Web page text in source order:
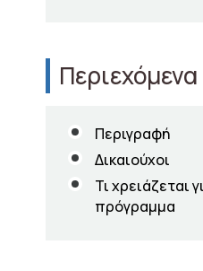
Περιγραφή
Δικαιούχοι
Τι χρειάζεται
πρόγραμμα